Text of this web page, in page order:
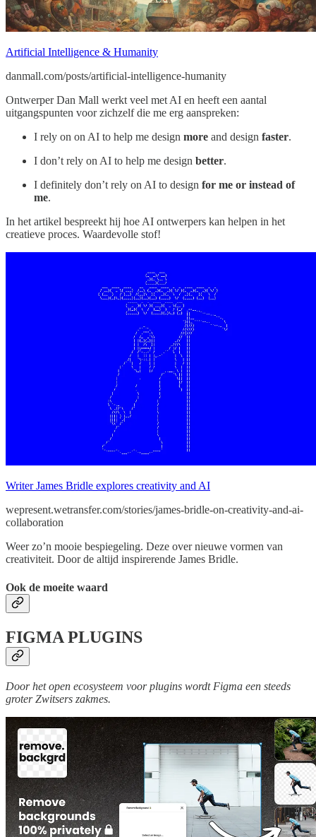
Artificial Intelligence & Humanity
danmall.com/posts/artificial-intelligence-humanity
Ontwerper Dan Mall werkt veel met AI en heeft een aantal
uitgangspunten voor zichzelf die me erg aanspreken:
I rely on on AI to help me design more and design faster.
I don’t rely on AI to help me design better.
I definitely don’t rely on AI to design for me or instead of
me.
In het artikel bespreekt hij hoe AI ontwerpers kan helpen in het
creatieve proces. Waardevolle stof!
Writer James Bridle explores creativity and AI
wepresent.wetransfer.com/stories/james-bridle-on-creativity-and-ai-
collaboration
Weer zo’n mooie bespiegeling. Deze over nieuwe vormen van
creativiteit. Door de altijd inspirerende James Bridle.
Ook de moeite waard
FIGMA PLUGINS
Door het open ecosysteem voor plugins wordt Figma een steeds
groter Zwitsers zakmes.